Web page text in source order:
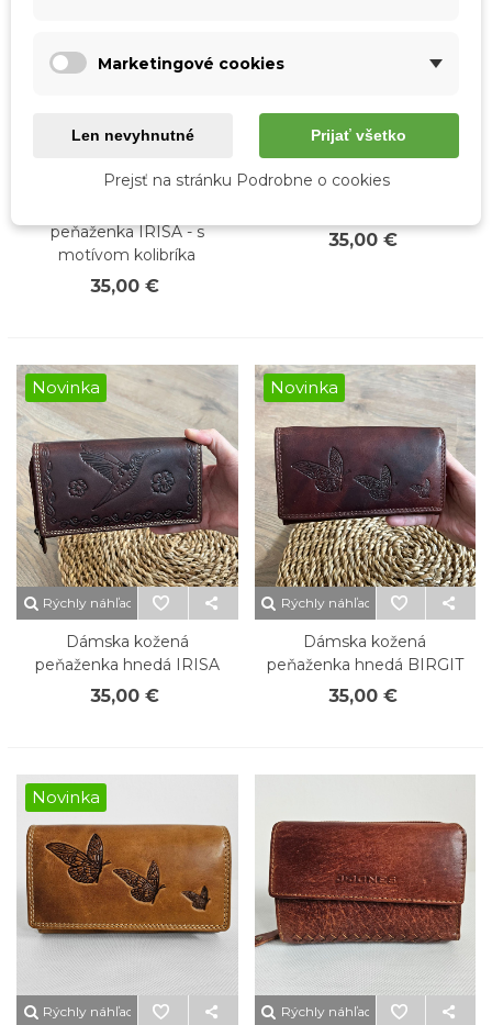
Rýchly náhľad
Dámska kožená
peňaženka IRISA - s
motívom kolibríka
35,00 €
Rýchly náhľad
Dámska kožená
35,00 €
Novinka
Rýchly náhľad
Dámska kožená
peňaženka hnedá IRISA
35,00 €
Novinka
Rýchly náhľad
Dámska kožená
peňaženka hnedá BIRGIT
35,00 €
Novinka
Rýchly náhľad Rýchly náhľad
Marketingové cookies
Len nevyhnutné Prijať všetko
Prejsť na stránku Podrobne o cookies